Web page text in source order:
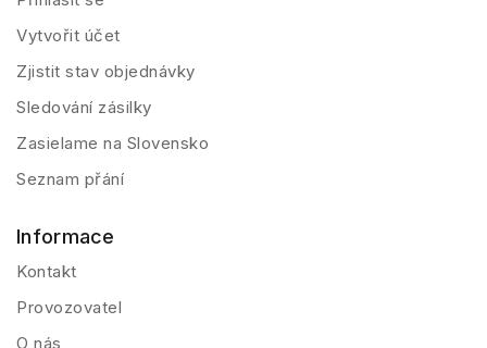
Vytvořit účet
Zjistit stav objednávky
Sledování zásilky
Zasielame na Slovensko
Seznam přání
Informace
Kontakt
Provozovatel
O nás